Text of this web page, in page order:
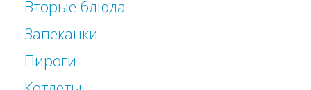
Вторые блюда
Запеканки
Пироги